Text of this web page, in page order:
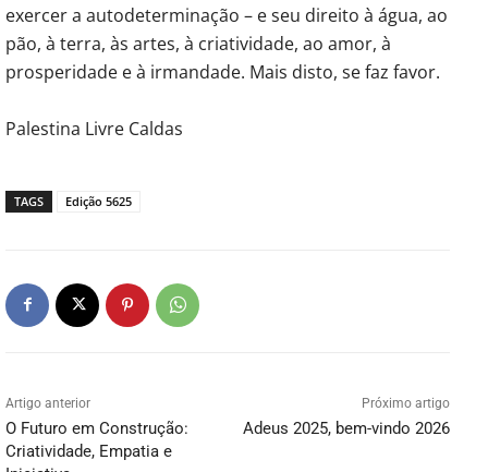
exercer a autodeterminação – e seu direito à água, ao
pão, à terra, às artes, à criatividade, ao amor, à
prosperidade e à irmandade. Mais disto, se faz favor.
Palestina Livre Caldas
TAGS Edição 5625
Artigo anterior
O Futuro em Construção:
Criatividade, Empatia e
Próximo artigo
Adeus 2025, bem-vindo 2026